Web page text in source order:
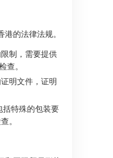
的法律法规。
制，需要提供
。
明文件，证明
特殊的包装要
。